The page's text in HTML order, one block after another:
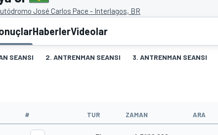
José Carlos Pace - Interlagos, BR
HaberlerVideolar
SEANSI 2. ANTRENMAN SEANSI 3. ANTRENMAN SEANSI
# TUR ZAMAN ARA